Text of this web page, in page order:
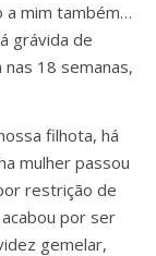
a mim também…
grávida de
18 semanas,
filhota, há
mulher passou
restrição de
por ser
gemelar,